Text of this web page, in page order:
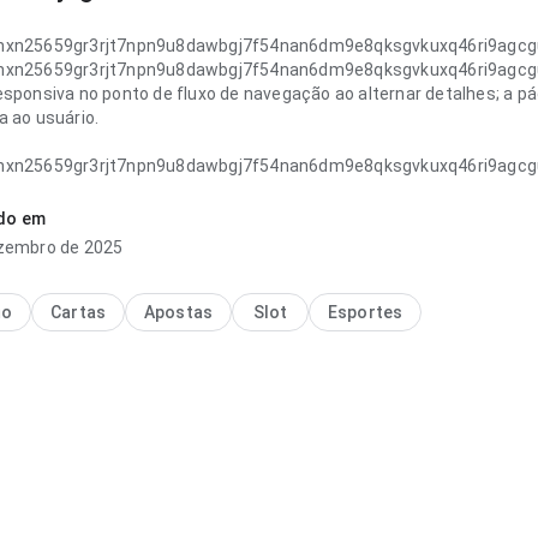
no ponto de fluxo de navegação ao alternar detalhes; a
ao usuário.
em
de 2025
Cartas Apostas Slot Esportes